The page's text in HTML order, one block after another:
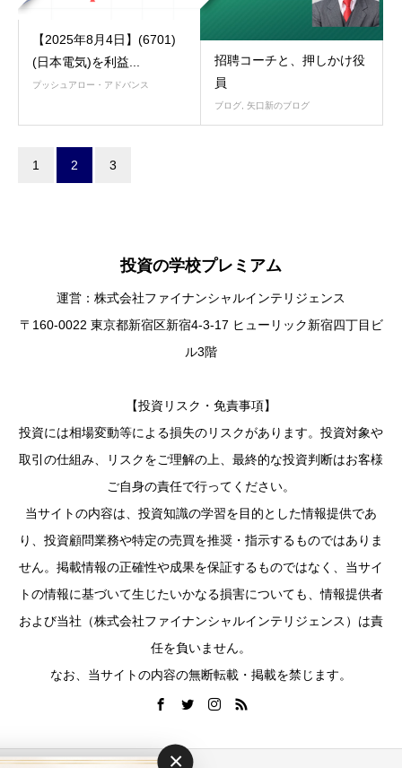
【2025年8月4日】(6701)
(日本電気)を利益...
プッシュアロー・アドバンス
招聘コーチと、押しかけ役
員
ブログ, 矢口新のブログ
1 2 3
投資の学校プレミアム
運営：株式会社ファイナンシャルインテリジェンス
〒160-0022 東京都新宿区新宿4-3-17 ヒューリック新宿四丁目ビ
ル3階
【投資リスク・免責事項】
投資には相場変動等による損失のリスクがあります。投資対象や
取引の仕組み、リスクをご理解の上、最終的な投資判断はお客様
ご自身の責任で行ってください。
当サイトの内容は、投資知識の学習を目的とした情報提供であ
り、投資顧問業務や特定の売買を推奨・指示するものではありま
せん。掲載情報の正確性や成果を保証するものではなく、当サイ
トの情報に基づいて生じたいかなる損害についても、情報提供者
および当社（株式会社ファイナンシャルインテリジェンス）は責
任を負いません。
なお、当サイトの内容の無断転載・掲載を禁じます。
×